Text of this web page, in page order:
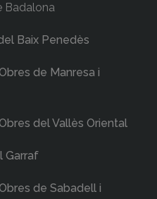
Badalona
Baix Penedès
de Manresa i
del Vallès Oriental
Garraf
de Sabadell i